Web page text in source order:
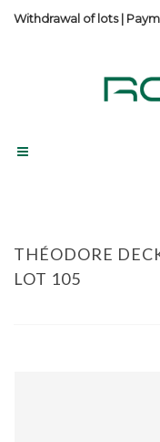
Withdrawal of lots|
THÉODORE
LOT 105